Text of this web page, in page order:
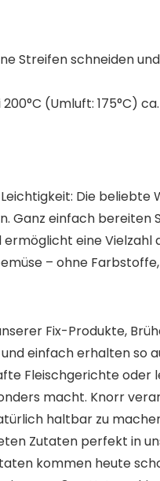
Streifen schneiden
(Umluft: 175°C)
Die
einfach bereiten
eine
– ohne
Fix-Produkte,
einfach erhalten so
Fleischgerichte oder
macht. Knorr
haltbar zu
Zutaten perfekt in
kommen heute